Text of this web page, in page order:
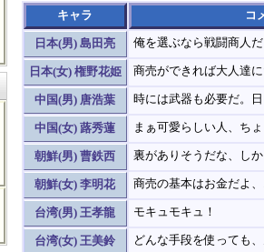
キャラ コ
日本(男) 島田亮 俺を選ぶなら戦闘商人
日本(女) 権野花姫 商売ができれば大人達
中国(男) 唐浩葉 時には武器も必要だ。
中国(女) 蕗秀蓮 まぁ可愛らしい人、ち
朝鮮(男) 曹鉄西 裏がありそうだな、し
朝鮮(女) 李明花 商売の基本はお金だよ
台湾(男) 王孝龍 モキュモキュ！
台湾(女) 王美鈴 どんな手段を使っても